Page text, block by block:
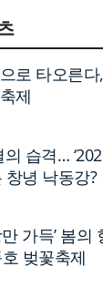
로 타오른
제
습격…
창녕 낙동강?
가득’ 봄의
벚꽃축제